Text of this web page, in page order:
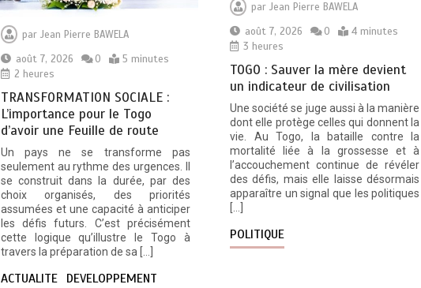
par Jean Pierre BAWELA
août 7, 2026
0
5 minutes
2 heures
TRANSFORMATION SOCIALE :
L’importance pour le Togo
d’avoir une Feuille de route
Un pays ne se transforme pas
seulement au rythme des urgences. Il
se construit dans la durée, par des
choix organisés, des priorités
assumées et une capacité à anticiper
les défis futurs. C’est précisément
cette logique qu’illustre le Togo à
travers la préparation de sa […]
ACTUALITE DEVELOPPEMENT
par Jean Pierre BAWELA
août 7, 2026
0
4 minutes
3 heures
TOGO : Sauver la mère devient
un indicateur de civilisation
Une société se juge aussi à la manière
dont elle protège celles qui donnent la
vie. Au Togo, la bataille contre la
mortalité liée à la grossesse et à
l’accouchement continue de révéler
des défis, mais elle laisse désormais
apparaître un signal que les politiques
POLITIQUE